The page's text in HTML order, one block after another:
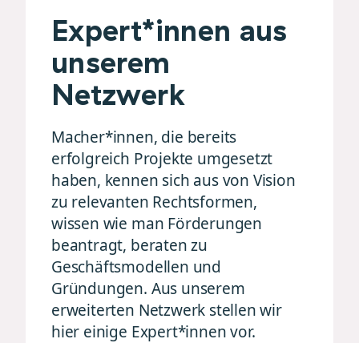
Expert*innen aus
unserem
Netzwerk
Macher*innen, die bereits
erfolgreich Projekte umgesetzt
haben, kennen sich aus von Vision
zu relevanten Rechtsformen,
wissen wie man Förderungen
beantragt, beraten zu
Geschäftsmodellen und
Gründungen. Aus unserem
erweiterten Netzwerk stellen wir
hier einige Expert*innen vor.